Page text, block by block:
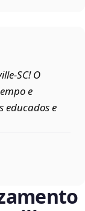
O
e
educados e